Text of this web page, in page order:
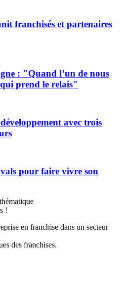
franchisés et partenaires
: "Quand l’un de nous
qui prend le relais"
avec trois
pour faire vivre son
!
en franchise dans un secteur
des franchises.